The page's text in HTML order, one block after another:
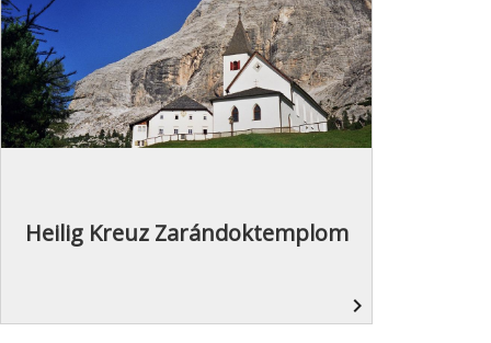
Heilig Kreuz Zarándoktemplom
navigate_next